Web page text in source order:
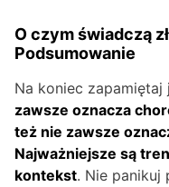
O czym świadczą
Podsumowanie
Na koniec zapamiętaj
zawsze oznacza
też nie zawsze
Najważniejsze są
kontekst. Nie panikuj